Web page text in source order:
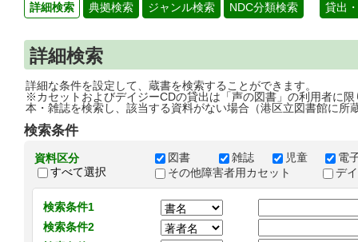
詳細検索 典拠検索 ジャンル検索 NDC分類検索 貸出
詳細検索
詳細な条件を設定して、蔵書を検索することができます。
※カセットおよびデイジーCDの貸出は「声の図書」の利用者に限
本・雑誌を検索し、該当する資料がない場合（港区立図書館に所
検索条件
資料区分
すべて選択
図書 雑誌 児童
電
その他障害者用カセット
デ
検索条件1
検索条件2